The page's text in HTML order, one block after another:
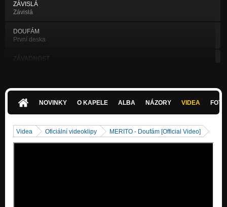
ZÁVISLÁ
Závislá
DOUFÁM
První deska
ZÁVADNOST
KLÍČ
PÁR MĚSÍCŮ
NOVINKY O KAPELE ALBA NÁZORY VIDEA
Videa Oficiální videoklipy MERITO - Doufám [Official Video]